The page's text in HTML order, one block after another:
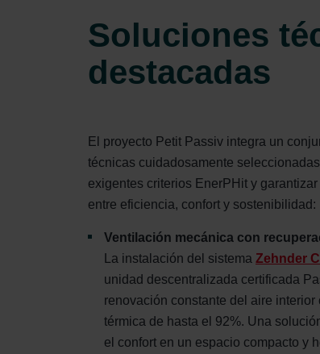
Web Sitesi ÇerezleriSoluciones
destacadas
El proyecto Petit Passiv integra un
técnicas cuidadosamente
exigentes criterios EnerPHit y
entre eficiencia, confort y sostenibilidad:
Ventilación mecánica con
La instalación del sistema Zehnder
unidad descentralizada certificada
renovación constante del aire
térmica de hasta el 92%. Una
el confort en un espacio compacto y